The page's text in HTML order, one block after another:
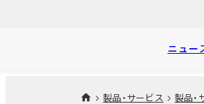
ニュー
製品・サービス 製品・